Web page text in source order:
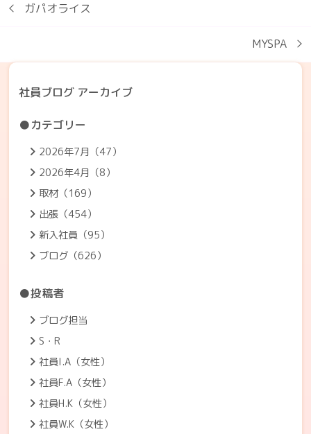
ガパオライス
MYSPA
社員ブログ アーカイブ
●カテゴリー
2026年7月（47）
2026年4月（8）
取材（169）
出張（454）
新入社員（95）
ブログ（626）
●投稿者
ブログ担当
S・R
社員I.A（女性）
社員F.A（女性）
社員H.K（女性）
社員W.K（女性）